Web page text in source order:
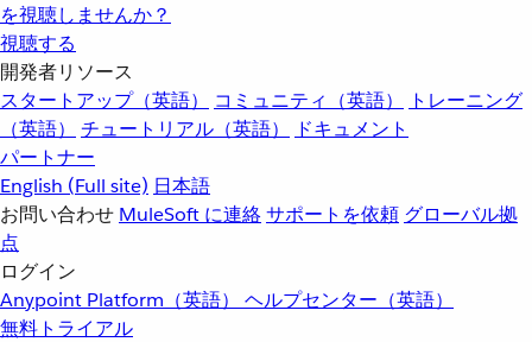
を視聴しませんか？
視聴する
開発者リソース
スタートアップ（英語）
コミュニティ（英語）
トレーニング
（英語）
チュートリアル（英語）
ドキュメント
パートナー
English (Full site) 日本語
お問い合わせ MuleSoft に連絡サポートを依頼 グローバル拠
点
ログイン
Anypoint Platform（英語） ヘルプセンター（英語）
無料トライアル